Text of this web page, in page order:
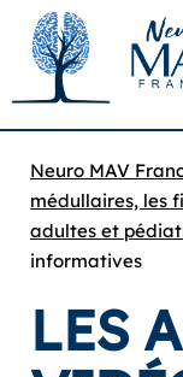
Neuro MAV
médullaires, les
adultes et
informatives
LES